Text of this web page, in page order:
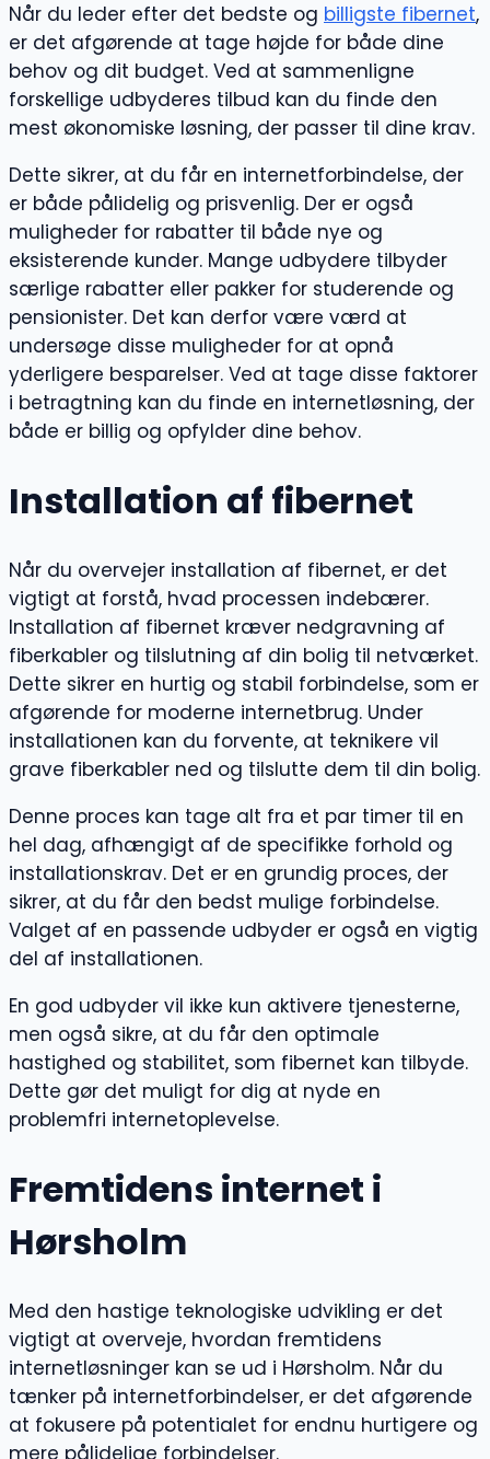
Når du leder efter det bedste og billigste fibernet,
er det afgørende at tage højde for både dine
behov og dit budget. Ved at sammenligne
forskellige udbyderes tilbud kan du finde den
mest økonomiske løsning, der passer til dine krav.
Dette sikrer, at du får en internetforbindelse, der
er både pålidelig og prisvenlig. Der er også
muligheder for rabatter til både nye og
eksisterende kunder. Mange udbydere tilbyder
særlige rabatter eller pakker for studerende og
pensionister. Det kan derfor være værd at
undersøge disse muligheder for at opnå
yderligere besparelser. Ved at tage disse faktorer
i betragtning kan du finde en internetløsning, der
både er billig og opfylder dine behov.
Installation af fibernet
Når du overvejer installation af fibernet, er det
vigtigt at forstå, hvad processen indebærer.
Installation af fibernet kræver nedgravning af
fiberkabler og tilslutning af din bolig til netværket.
Dette sikrer en hurtig og stabil forbindelse, som er
afgørende for moderne internetbrug. Under
installationen kan du forvente, at teknikere vil
grave fiberkabler ned og tilslutte dem til din bolig.
Denne proces kan tage alt fra et par timer til en
hel dag, afhængigt af de specifikke forhold og
installationskrav. Det er en grundig proces, der
sikrer, at du får den bedst mulige forbindelse.
Valget af en passende udbyder er også en vigtig
del af installationen.
En god udbyder vil ikke kun aktivere tjenesterne,
men også sikre, at du får den optimale
hastighed og stabilitet, som fibernet kan tilbyde.
Dette gør det muligt for dig at nyde en
problemfri internetoplevelse.
Fremtidens internet i
Hørsholm
Med den hastige teknologiske udvikling er det
vigtigt at overveje, hvordan fremtidens
internetløsninger kan se ud i Hørsholm. Når du
tænker på internetforbindelser, er det afgørende
at fokusere på potentialet for endnu hurtigere og